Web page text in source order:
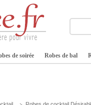
de soirée Robes de bal